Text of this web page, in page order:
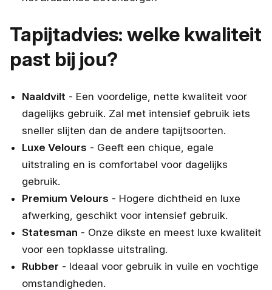
Tapijtadvies: welke kwaliteit
past bij jou?
Naaldvilt - Een voordelige, nette kwaliteit voor
dagelijks gebruik. Zal met intensief gebruik iets
sneller slijten dan de andere tapijtsoorten.
Luxe Velours - Geeft een chique, egale
uitstraling en is comfortabel voor dagelijks
gebruik.
Premium Velours - Hogere dichtheid en luxe
afwerking, geschikt voor intensief gebruik.
Statesman - Onze dikste en meest luxe kwaliteit
voor een topklasse uitstraling.
Rubber - Ideaal voor gebruik in vuile en vochtige
omstandigheden.